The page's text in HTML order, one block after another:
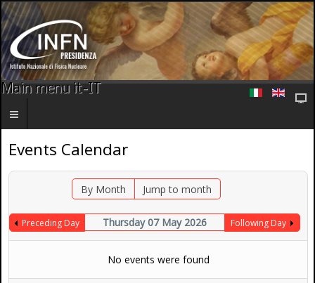
Main menu it-IT
Events Calendar
By Month Jump to month
Preceding Day Thursday 07 May 2026 Following Day
No events were found